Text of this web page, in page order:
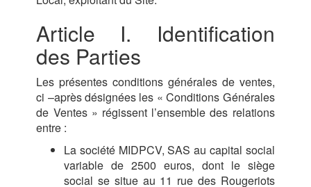
Article I. Identification
des Parties
Les présentes conditions générales de ventes,
ci –après désignées les « Conditions Générales
de Ventes » régissent l’ensemble des relations
entre :
La société MIDPCV, SAS au capital social
variable de 2500 euros, dont le siège
social se situe au 11 rue des Rougeriots